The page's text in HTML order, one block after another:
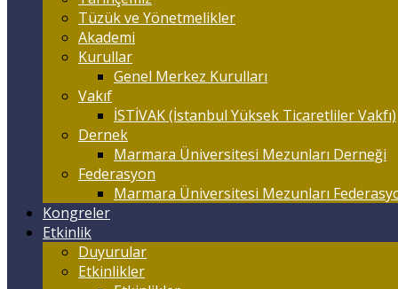
Tüzük ve Yönetmelikler
Akademi
Kurullar
Genel Merkez Kurulları
Vakıf
İSTİVAK (İstanbul Yüksek Ticaretliler Vakfı)
Dernek
Marmara Üniversitesi Mezunları Derneği
Federasyon
Marmara Üniversitesi Mezunları
Kongreler
Etkinlik
Duyurular
Etkinlikler